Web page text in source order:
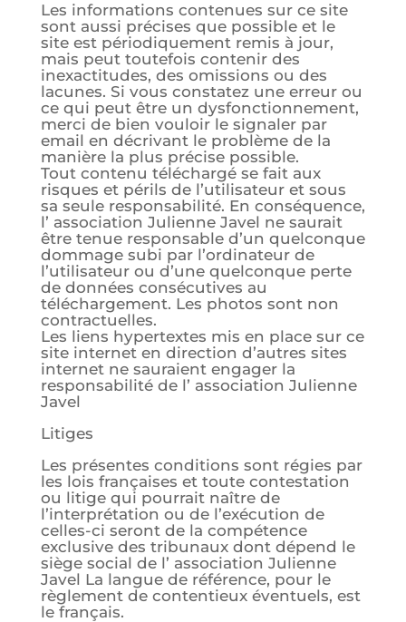
Les informations contenues sur ce site
sont aussi précises que possible et le
site est périodiquement remis à jour,
mais peut toutefois contenir des
inexactitudes, des omissions ou des
lacunes. Si vous constatez une erreur ou
ce qui peut être un dysfonctionnement,
merci de bien vouloir le signaler par
email en décrivant le problème de la
manière la plus précise possible.
Tout contenu téléchargé se fait aux
risques et périls de l’utilisateur et sous
sa seule responsabilité. En conséquence,
l’ association Julienne Javel ne saurait
être tenue responsable d’un quelconque
dommage subi par l’ordinateur de
l’utilisateur ou d’une quelconque perte
de données consécutives au
téléchargement. Les photos sont non
contractuelles.
Les liens hypertextes mis en place sur ce
site internet en direction d’autres sites
internet ne sauraient engager la
responsabilité de l’ association Julienne
Javel
Litiges
Les présentes conditions sont régies par
les lois françaises et toute contestation
ou litige qui pourrait naître de
l’interprétation ou de l’exécution de
celles-ci seront de la compétence
exclusive des tribunaux dont dépend le
siège social de l’ association Julienne
Javel La langue de référence, pour le
règlement de contentieux éventuels, est
le français.